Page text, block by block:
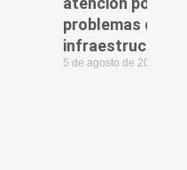
problemas de
infraestructura
5 de agosto de 2026